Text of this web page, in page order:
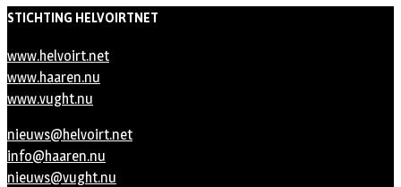
STICHTING HELVOIRTNET
www.helvoirt.net
www.haaren.nu
www.vught.nu
nieuws@helvoirt.net
info@haaren.nu
nieuws@vught.nu